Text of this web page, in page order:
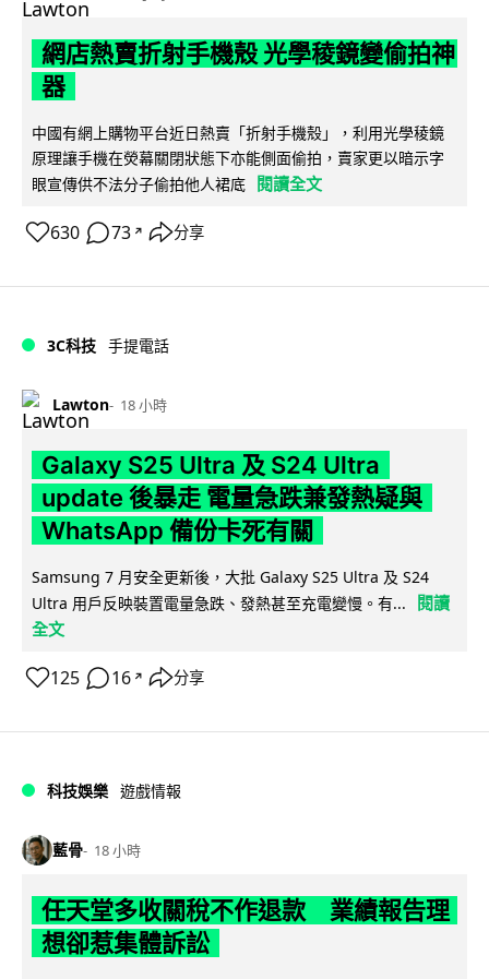
網店熱賣折射手機殼 光學稜鏡變偷拍神
器
中國有網上購物平台近日熱賣「折射手機殼」，利用光學稜鏡
原理讓手機在熒幕關閉狀態下亦能側面偷拍，賣家更以暗示字
眼宣傳供不法分子偷拍他人裙底 閱讀全文
630 73 ↗ 分享
3C科技 手提電話
Lawton 18 小時
Galaxy S25 Ultra 及 S24 Ultra
update 後暴走 電量急跌兼發熱疑與
WhatsApp 備份卡死有關
Samsung 7 月安全更新後，大批 Galaxy S25 Ultra 及 S24
Ultra 用戶反映裝置電量急跌、發熱甚至充電變慢。有...
閱讀
全文
125 16 ↗ 分享
科技娛樂 遊戲情報
藍骨 18 小時
任天堂多收關稅不作退款 業績報告理
想卻惹集體訴訟